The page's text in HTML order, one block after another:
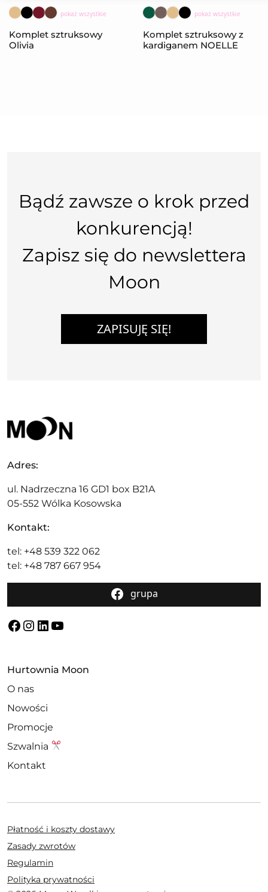
pokaż wszystkie
Komplet sztruksowy
Olivia
pokaż wszystkie
Komplet sztruksowy z
kardiganem NOELLE
Bądź zawsze o krok przed
konkurencją!
Zapisz się do newslettera
Moon
ZAPISUJĘ SIĘ!
Adres:
ul. Nadrzeczna 16 GD1 box B21A
05-552 Wólka Kosowska
Kontakt:
tel: +48 539 322 062
tel: +48 787 667 954
grupa
Facebook
Instagram
LinkedIn
YouTube
Hurtownia Moon
O nas
Nowości
Promocje
Szwalnia
Kontakt
Płatność i koszty dostawy
Zasady zwrotów
Regulamin
Polityka prywatności